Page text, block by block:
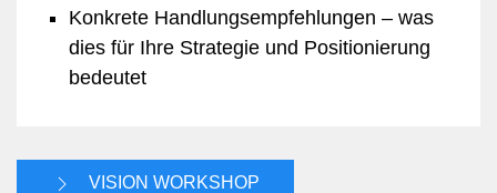
Konkrete Handlungsempfehlungen – was
dies für Ihre Strategie und Positionierung
bedeutet
VISION WORKSHOP